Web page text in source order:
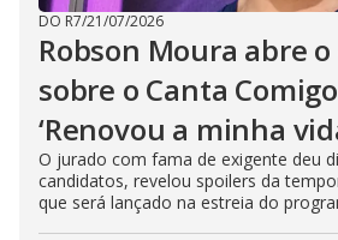
DO R7/21/07/2026
Robson Moura abre
sobre o Canta
‘Renovou a minha
O jurado com fama de exigente deu
candidatos, revelou spoilers da
que será lançado na estreia do